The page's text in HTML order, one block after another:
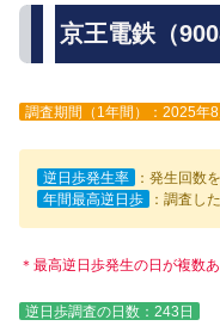
京王電鉄（
調査期間（1年間）：2025年
逆日歩発生率
：発生回数
年間最高逆日歩
：調査し
＊最高逆日歩発生の日が複数
逆日歩調査の日数：243日